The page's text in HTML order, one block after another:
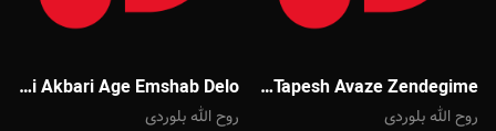
Mehdi Akbari Har Tapesh Avaze Zendegime
روح الله بلوردی
Mehdi Akbari Age Emshab Delo
روح الله بلوردی